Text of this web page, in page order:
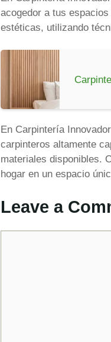
acogedor a tus
estéticas, utilizando
En Carpintería
carpinteros altamente
materiales disponibles.
hogar en un espacio
Leave a